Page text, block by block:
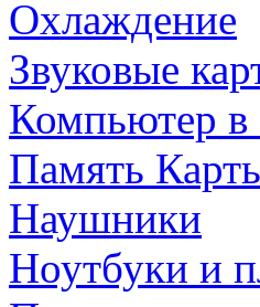
Охлаждение
Звуковые
Компьютер в
Память
Наушники
Ноутбуки и